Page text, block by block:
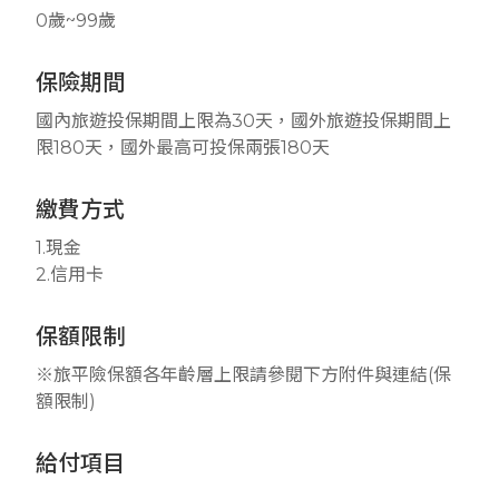
0歲~99歲
保險期間
國內旅遊投保期間上限為30天，國外旅遊投保期間上
限180天，國外最高可投保兩張180天
繳費方式
1.現金
2.信用卡
保額限制
※旅平險保額各年齡層上限請參閱下方附件與連結(保
額限制)
給付項目